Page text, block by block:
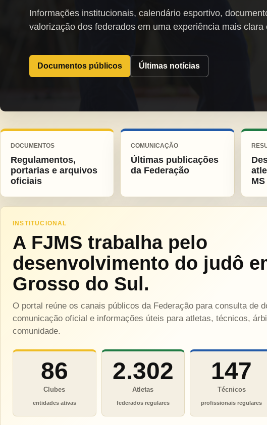
Informações institucionais, calendário esportivo,
valorização dos federados em uma experiência mais clara
Documentos públicos Últimas notícias
DOCUMENTOS
Regulamentos,
portarias e arquivos
oficiais
COMUNICAÇÃO
Últimas publicações
da Federação
MS
INSTITUCIONAL
A FJMS trabalha pelo
desenvolvimento do judô
Grosso do Sul.
O portal reúne os canais públicos da Federação para consulta de
comunicação oficial e informações úteis para atletas, técnicos,
comunidade.
86
Clubes
entidades ativas
2.302
Atletas
federados regulares
147
Técnicos
profissionais regulares